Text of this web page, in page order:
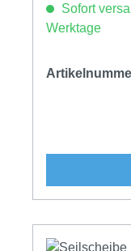
Sofort
Werktage